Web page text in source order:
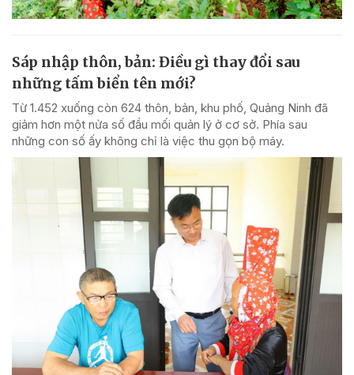
Sáp nhập thôn, bản: Điều gì thay đổi sau
những tấm biển tên mới?
Từ 1.452 xuống còn 624 thôn, bản, khu phố, Quảng Ninh đã
giảm hơn một nửa số đầu mối quản lý ở cơ sở. Phía sau
những con số ấy không chỉ là việc thu gọn bộ máy.